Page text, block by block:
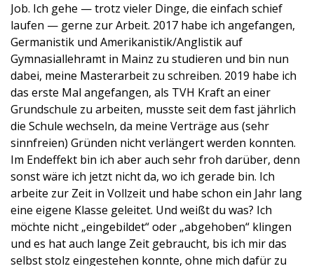
Job. Ich gehe — trotz vieler Dinge, die einfach schief
laufen — gerne zur Arbeit. 2017 habe ich angefangen,
Germanistik und Amerikanistik/Anglistik auf
Gymnasiallehramt in Mainz zu studieren und bin nun
dabei, meine Masterarbeit zu schreiben. 2019 habe ich
das erste Mal angefangen, als TVH Kraft an einer
Grundschule zu arbeiten, musste seit dem fast jährlich
die Schule wechseln, da meine Verträge aus (sehr
sinnfreien) Gründen nicht verlängert werden konnten.
Im Endeffekt bin ich aber auch sehr froh darüber, denn
sonst wäre ich jetzt nicht da, wo ich gerade bin. Ich
arbeite zur Zeit in Vollzeit und habe schon ein Jahr lang
eine eigene Klasse geleitet. Und weißt du was? Ich
möchte nicht „eingebildet“ oder „abgehoben“ klingen
und es hat auch lange Zeit gebraucht, bis ich mir das
selbst stolz eingestehen konnte, ohne mich dafür zu